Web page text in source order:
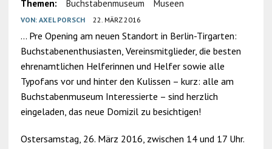
Themen: Buchstabenmuseum Museen
VON: AXEL PORSCH 22. MÄRZ 2016
… Pre Opening am neuen Standort in Berlin-Tirgarten:
Buchstabenenthusiasten, Vereinsmitglieder, die besten
ehrenamtlichen Helferinnen und Helfer sowie alle
Typofans vor und hinter den Kulissen – kurz: alle am
Buchstabenmuseum Interessierte – sind herzlich
eingeladen, das neue Domizil zu besichtigen!
Ostersamstag, 26. März 2016, zwischen 14 und 17 Uhr.